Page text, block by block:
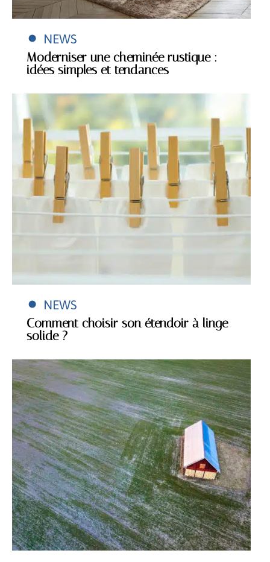
NEWS
Moderniser une cheminée rustique :
idées simples et tendances
NEWS
Comment choisir son étendoir à linge
solide ?